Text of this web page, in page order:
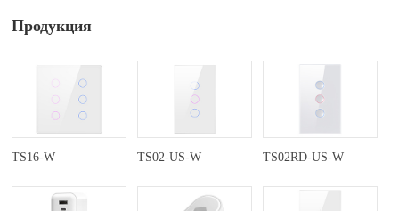
Продукция
TS16-W TS02-US-W TS02RD-US-W